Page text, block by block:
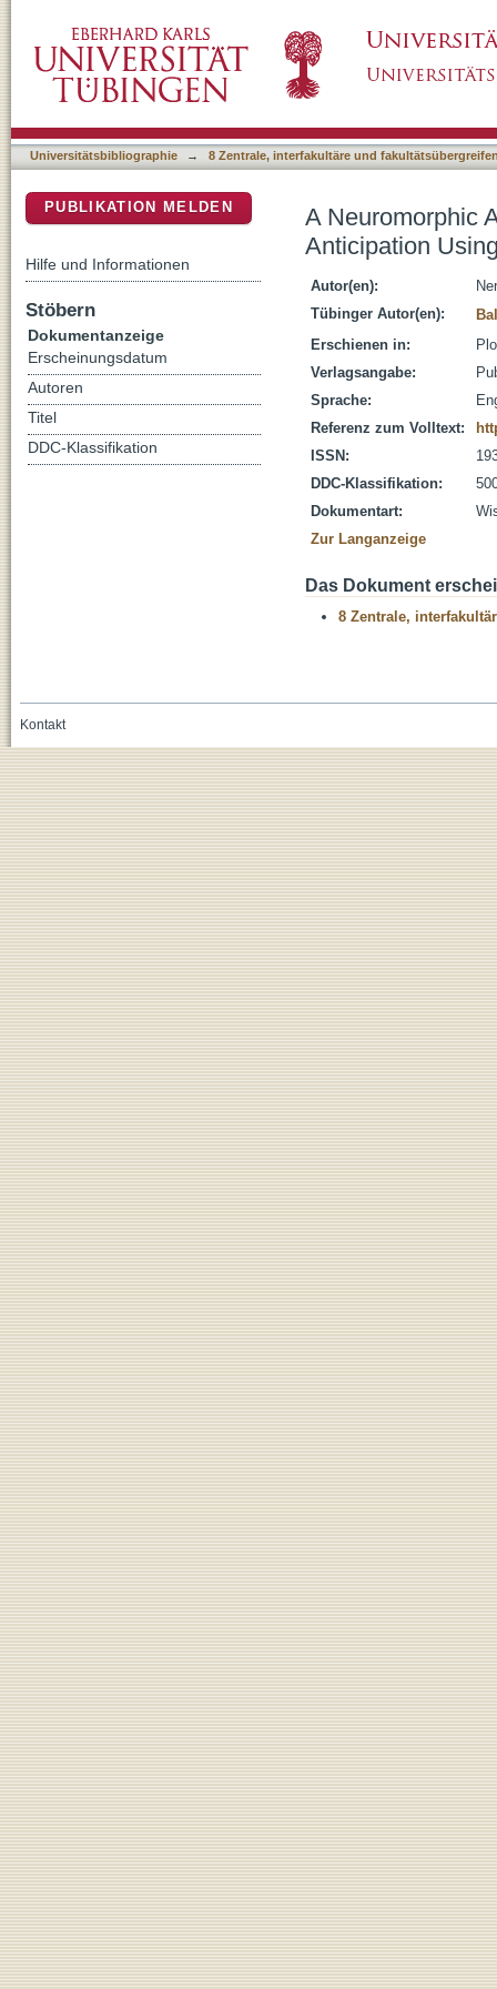
Universitätsbibliographie → 8 Zentrale, interfakultäre und
A Neuromorphic
Anticipation
Autor(en):
Tübinger Autor(en):
Erschienen in:
Verlagsangabe:
Sprache:
Referenz zum Volltext:
ISSN:
DDC-Klassifikation:
Dokumentart:
Zur Langanzeige
Das Dokument
8 Zentrale,
PUBLIKATION MELDEN
Hilfe und Informationen
Stöbern
Dokumentanzeige
Erscheinungsdatum
Autoren
Titel
DDC-Klassifikation
Kontakt